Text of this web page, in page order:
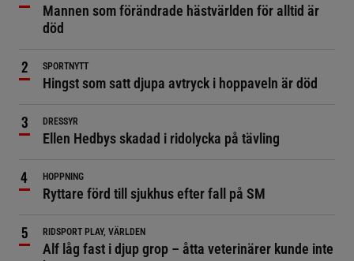
Mannen som förändrade hästvärlden för alltid är
död
SPORTNYTT
Hingst som satt djupa avtryck i hoppaveln är död
DRESSYR
Ellen Hedbys skadad i ridolycka på tävling
HOPPNING
Ryttare förd till sjukhus efter fall på SM
RIDSPORT PLAY, VÄRLDEN
Alf låg fast i djup grop – åtta veterinärer kunde inte